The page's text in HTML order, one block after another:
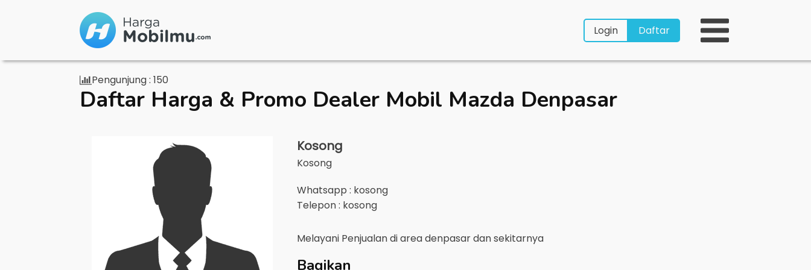
Login Daftar
Pengunjung : 150
Daftar Harga & Promo Dealer Mobil Mazda Denpasar
Kosong
Kosong
Whatsapp : kosong
Telepon : kosong
Melayani Penjualan di areadenpasardan sekitarnya
Bagikan